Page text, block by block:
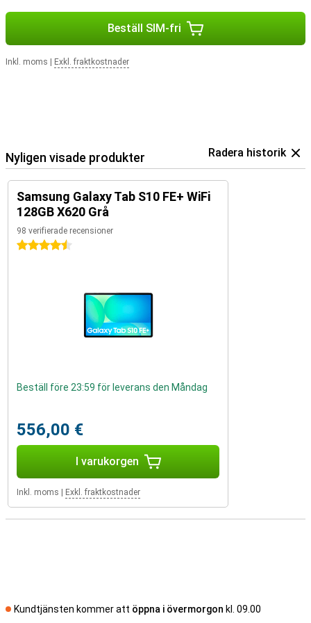
Beställ SIM-fri
Inkl. moms Exkl. fraktkostnader
Nyligen visade produkter Radera historik
Samsung Galaxy Tab S10 FE+ WiFi
128GB X620 Grå
98 verifierade recensioner
4.5 stjärnor
Beställ före 23:59 för leverans den Måndag
556,00 €
I varukorgen
Inkl. moms Exkl. fraktkostnader
Kundtjänsten kommer att öppna i övermorgon kl. 09.00